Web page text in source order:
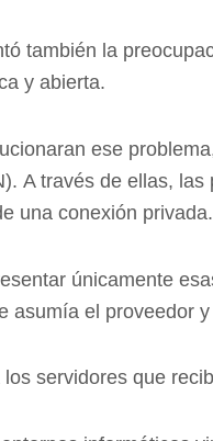
también la
y abierta.
ese
A través de ellas,
una conexión privada.
únicamente
asumía el proveedor
servidores que